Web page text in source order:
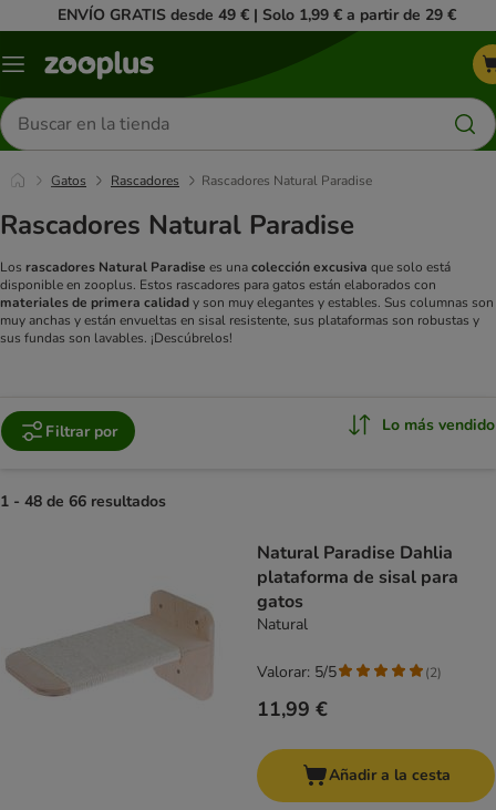
ENVÍO GRATIS desde 49 € | Solo 1,99 € a partir de 29 €
Menú
Buscar
productos
Gatos Rascadores Rascadores Natural Paradise
Rascadores Natural Paradise
Los rascadores Natural Paradise es unacolección excusiva que solo está
disponible en zooplus. Estos rascadores para gatos están elaborados con
materiales de primera calidady son muy elegantes y estables. Sus columnas son
muy anchas y están envueltas en sisal resistente, sus plataformas son robustas y
sus fundas son lavables. ¡Descúbrelos!
Filtrar por Lo más vendido
1 - 48 de 66 resultados
Natural Paradise Dahlia
plataforma de sisal para
gatos
Natural
11,99 €
Valorar: 5/5 (2)
Añadir a la cesta